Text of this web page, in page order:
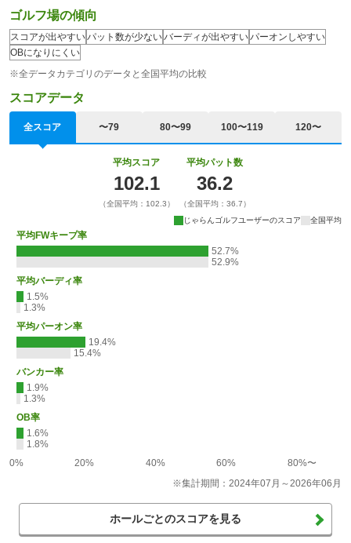
ゴルフ場の傾向
スコアが出やすいパット数が少ないバーディが出やすいパーオンしやすい
OBになりにくい
※全データカテゴリのデータと全国平均の比較
スコアデータ
全スコア 〜79 80〜99 100〜119 120〜
平均スコア
102.1
（全国平均：102.3）
平均パット数
36.2
（全国平均：36.7）
じゃらんゴルフユーザーのスコア
全国平均
平均FWキープ率
52.7%
52.9%
平均バーディ率
1.5%
1.3%
平均パーオン率
19.4%
15.4%
バンカー率
1.9%
1.3%
OB率
1.6%
1.8%
0%
20% 40% 60%
80%〜
※集計期間：2024年07月～2026年06月
ホールごとのスコアを見る